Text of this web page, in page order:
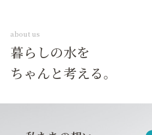
about us
暮らしの水を
ちゃんと考える。